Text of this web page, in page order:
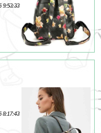
9:53:33
8:17:43